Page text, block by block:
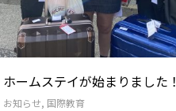
ホームステイが始まりました！
お知らせ, 国際教育